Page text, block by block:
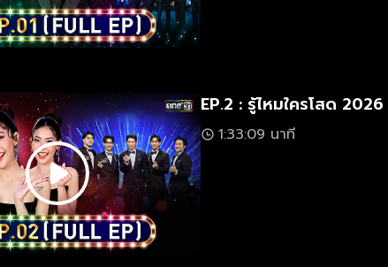
EP.2 : รู้ไหมใครโสด 2026
1:33:09 นาที